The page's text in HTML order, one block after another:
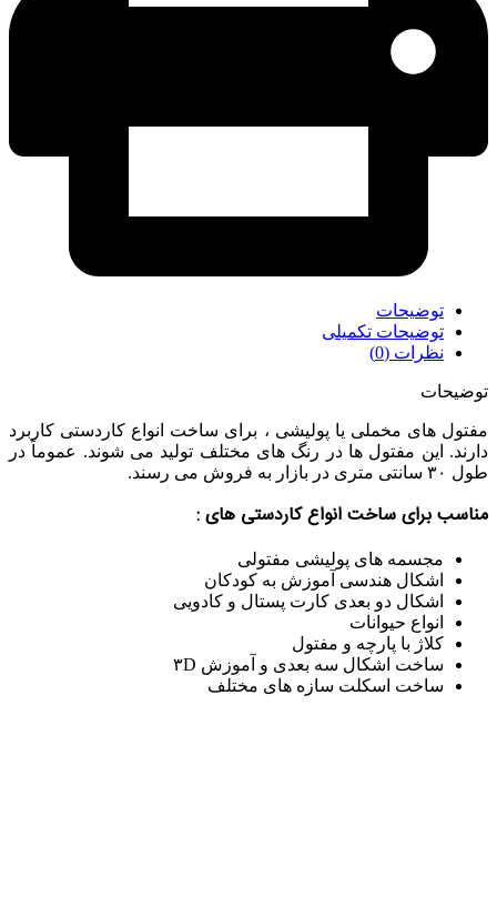
توضیحات
توضیحات تکمیلی
نظرات (0)
توضیحات
مفتول های مخملی یا پولیشی ، برای ساخت انواع کاردستی کاربرد
دارند. این مفتول ها در رنگ های مختلف تولید می شوند. عموماً در
طول ۳۰ سانتی متری در بازار به فروش می رسند.
مناسب برای ساخت انواع کاردستی های :
مجسمه های پولیشی مفتولی
اشکال هندسی آموزش به کودکان
اشکال دو بعدی کارت پستال و کادویی
انواع حیوانات
کلاژ با پارچه و مفتول
ساخت اشکال سه بعدی و آموزش ۳D
ساخت اسکلت سازه های مختلف